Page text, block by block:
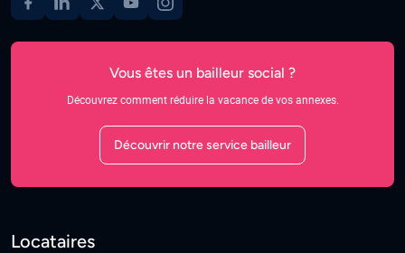
Vous êtes un bailleur social ?
Découvrez comment réduire la vacance de vos annexes.
Découvrir notre service bailleur
Locataires